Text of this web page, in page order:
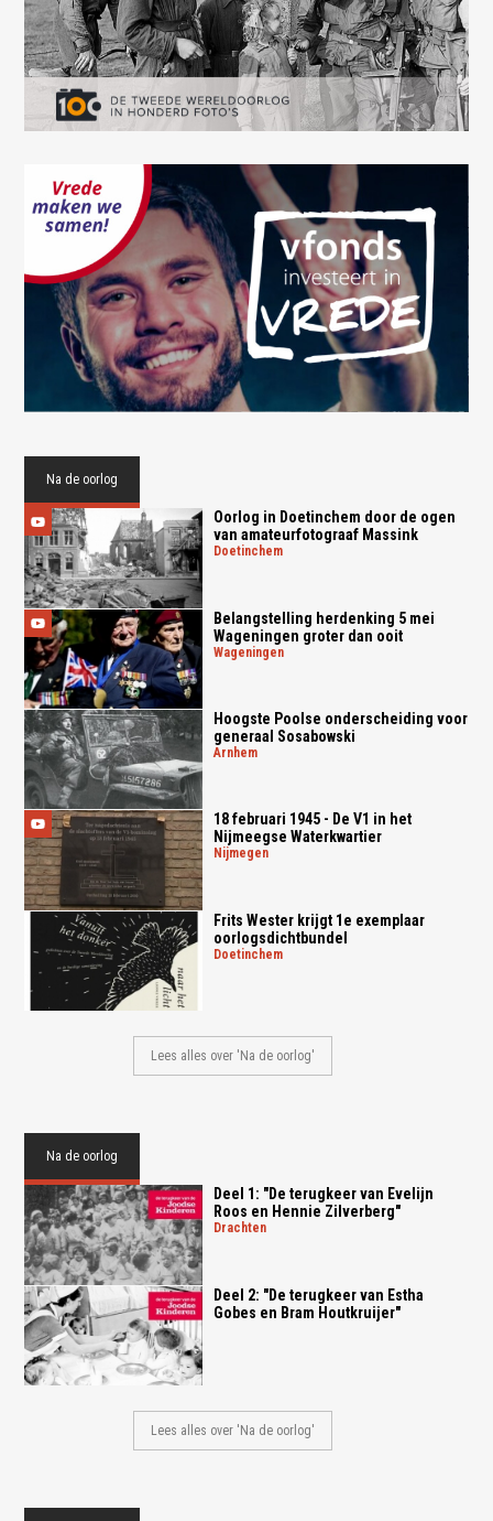
Na de oorlog
Oorlog in Doetinchem door de ogen
van amateurfotograaf Massink
doetinchem
Belangstelling herdenking 5 mei
Wageningen groter dan ooit
wageningen
Hoogste Poolse onderscheiding voor
generaal Sosabowski
arnhem
18 februari 1945 - De V1 in het
Nijmeegse Waterkwartier
nijmegen
Frits Wester krijgt 1e exemplaar
oorlogsdichtbundel
doetinchem
Lees alles over 'Na de oorlog'
Na de oorlog
Deel 1: "De terugkeer van Evelijn
Roos en Hennie Zilverberg"
drachten
Deel 2: "De terugkeer van Estha
Gobes en Bram Houtkruijer"
Lees alles over 'Na de oorlog'